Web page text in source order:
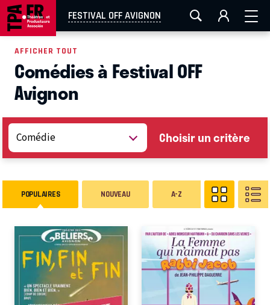
FESTIVAL OFF AVIGNON
AIX-MARSEILLE AURAY CAEN LA ROCHELLE
EN TOURNÉE
AFFICHER TOUT
Comédies à Festival OFF
Avignon
Choisir un critère
POPULAIRES NOUVEAU A-Z